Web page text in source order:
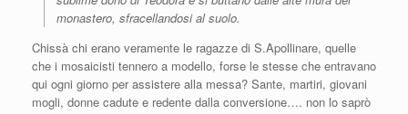
monastero, sfracellandosi al suolo.
Chissà chi erano veramente le ragazze di S.Apollinare, quelle
che i mosaicisti tennero a modello, forse le stesse che entravano
qui ogni giorno per assistere alla messa? Sante, martiri, giovani
mogli, donne cadute e redente dalla conversione…. non lo saprò